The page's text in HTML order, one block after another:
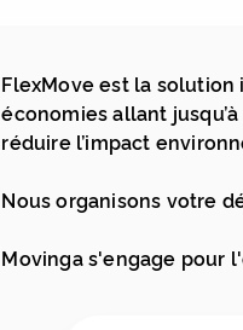
FlexMove est la
économies allant
réduire l’impact
Nous organisons votre
Movinga s'engage pour